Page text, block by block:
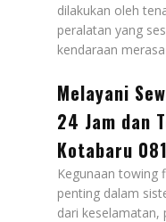
dilakukan oleh
peralatan yang
kendaraan
Melayani
24 Jam dan
Kotabaru
Kegunaan towing
penting dalam
dari keselamatan,